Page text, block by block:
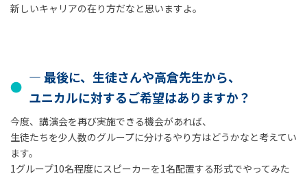
新しいキャリアの在り方だなと思いますよ。
― 最後に、生徒さんや高倉先生から、
ユニカルに対するご希望はありますか？
今度、講演会を再び実施できる機会があれば、
生徒たちを少人数のグループに分けるやり方はどうかなと考えてい
ます。
1グループ10名程度にスピーカーを1名配置する形式でやってみた